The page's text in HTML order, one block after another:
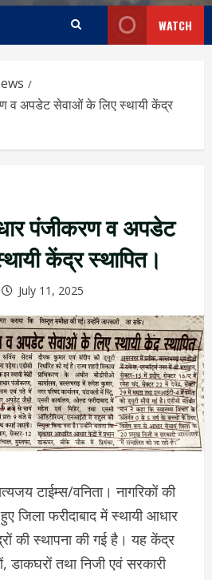
WATCH
व अपडेट सेवाओं के लिए स्थायी केंद्र
पंजीकरण व अपडेट
केंद्र स्थापित।
July 11, 2025
टाईम्स/वनिता। नागरिकों की
जिला फरीदाबाद में स्थायी आधार
की स्थापना की गई है। यह केंद्र
डाकघरों तथा निजी एवं सरकारी